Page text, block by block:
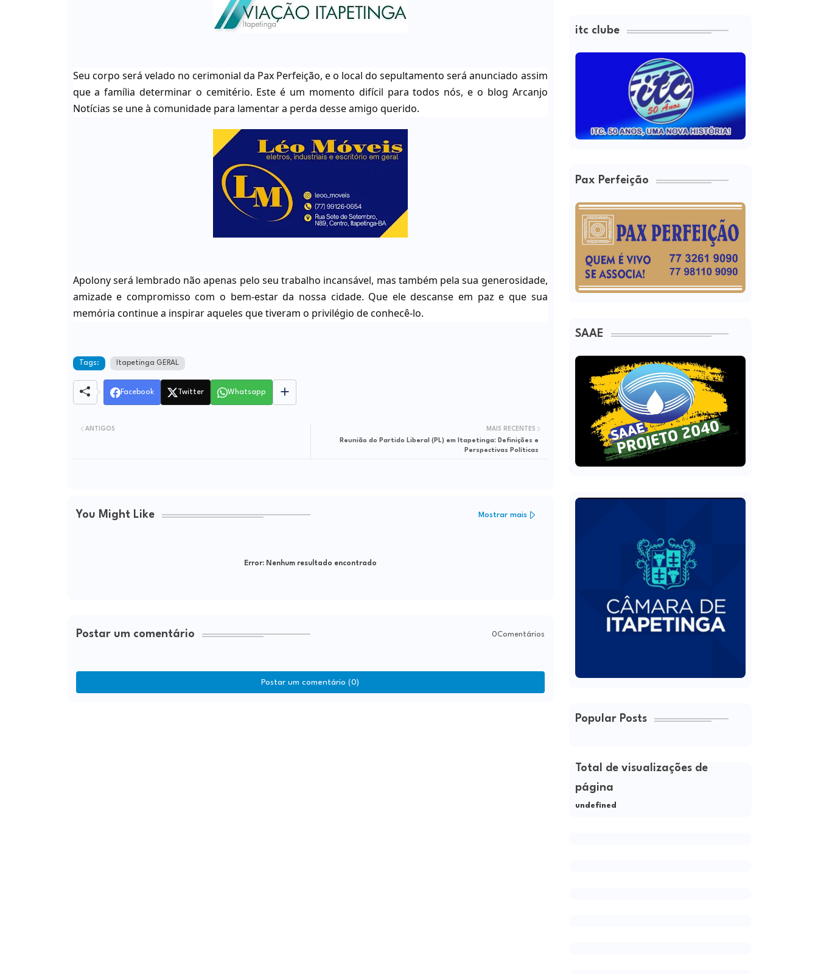
Seu corpo será velado no cerimonial da Pax Perfeição, e o local do sepultamento será anunciado assim
que a família determinar o cemitério. Este é um momento difícil para todos nós, e o blog Arcanjo
Notícias se une à comunidade para lamentar a perda desse amigo querido.
Apolony será lembrado não apenas pelo seu trabalho incansável, mas também pela sua generosidade,
amizade e compromisso com o bem-estar da nossa cidade. Que ele descanse em paz e que sua
memória continue a inspirar aqueles que tiveram o privilégio de conhecê-lo.
Tags: Itapetinga GERAL
Facebook Twitter Whatsapp
MAIS RECENTES
Reunião do Partido Liberal (PL) em Itapetinga: Definições e
Perspectivas Políticas
ANTIGOS
You Might Like Mostrar mais
Error:Nenhum resultado encontrado
Postar um comentário 0Comentários
Postar um comentário (0)
itc clube
Pax Perfeição
SAAE
Popular Posts
Total de visualizações de
página
und efned